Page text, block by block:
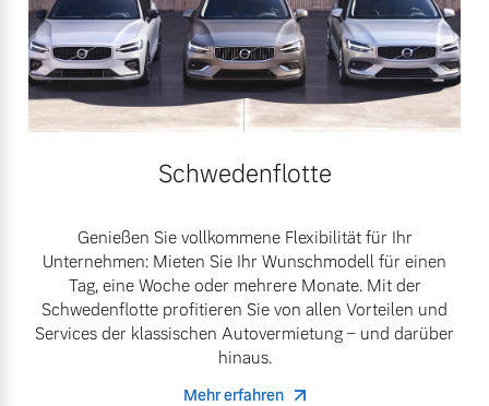
Schwedenflotte
Genießen Sie vollkommene Flexibilität für Ihr
Unternehmen: Mieten Sie Ihr Wunschmodell für einen
Tag, eine Woche oder mehrere Monate. Mit der
Schwedenflotte profitieren Sie von allen Vorteilen und
Services der klassischen Autovermietung – und darüber
hinaus.
Mehr erfahren